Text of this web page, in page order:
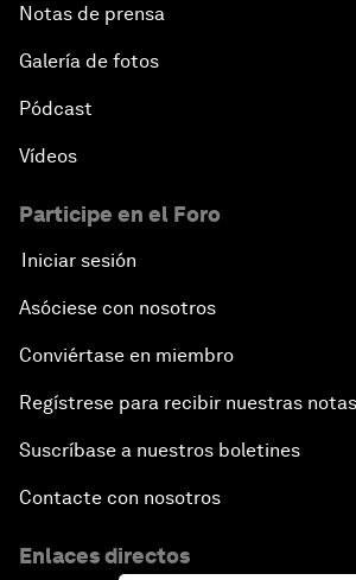
Notas de prensa
Galería de fotos
Pódcast
Vídeos
Participe en el Foro
Iniciar sesión
Asóciese con nosotros
Conviértase en miembro
Regístrese para recibir nuestras
Suscríbase a nuestros boletines
Contacte con nosotros
Enlaces directos